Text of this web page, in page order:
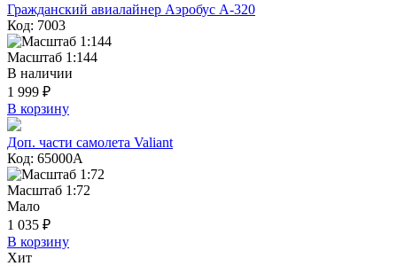
Гражданский авиалайнер Аэробус А-320
Код: 7003
Масштаб 1:144
В наличии
1 999 ₽
В корзину
Доп. части самолета Valiant
Код: 65000А
Масштаб 1:72
Мало
1 035 ₽
В корзину
Хит